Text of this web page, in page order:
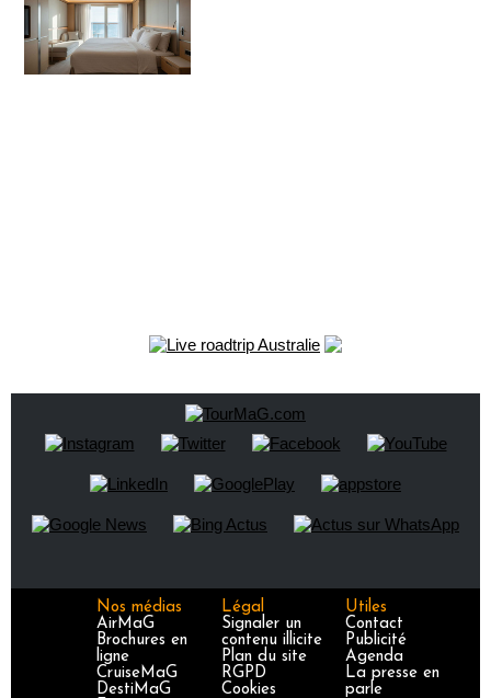
Nos médias
AirMaG
Brochures en
ligne
CruiseMaG
DestiMaG
Légal
Signaler un
contenu illicite
Plan du site
RGPD
Cookies
Utiles
Contact
Publicité
Agenda
La presse en
parle